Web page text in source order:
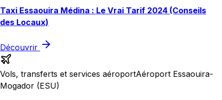
Taxi Essaouira Médina : Le Vrai Tarif 2024 (Conseils
des Locaux)
Découvrir
Vols, transferts et services aéroportAéroport Essaouira-
Mogador (ESU)